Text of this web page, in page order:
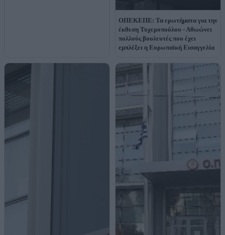
ΟΠΕΚΕΠΕ: Τα ερωτήματα για την
έκθεση Τυχεροπούλου - Αθωώνει
πολλούς βουλευτές που έχει
εμπλέξει η Ευρωπαϊκή Εισαγγελία